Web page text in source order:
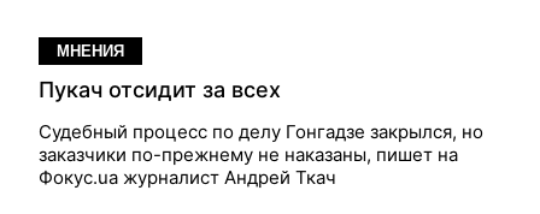
МНЕНИЯ
Пукач отсидит за всех
Судебный процесс по делу Гонгадзе закрылся, но
заказчики по-прежнему не наказаны, пишет на
Фокус.ua журналист Андрей Ткач